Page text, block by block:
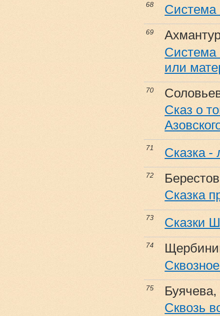
68 Система
69
Система
или
70
Сказ о
71 Сказка -
72
Сказка
73 Сказки
74
75
Сквозь